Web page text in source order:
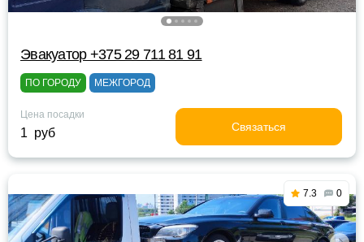
Эвакуатор +375 29 711 81 91
ПО ГОРОДУ МЕЖГОРОД
Цена посадки
1 руб Связаться
7.3 0